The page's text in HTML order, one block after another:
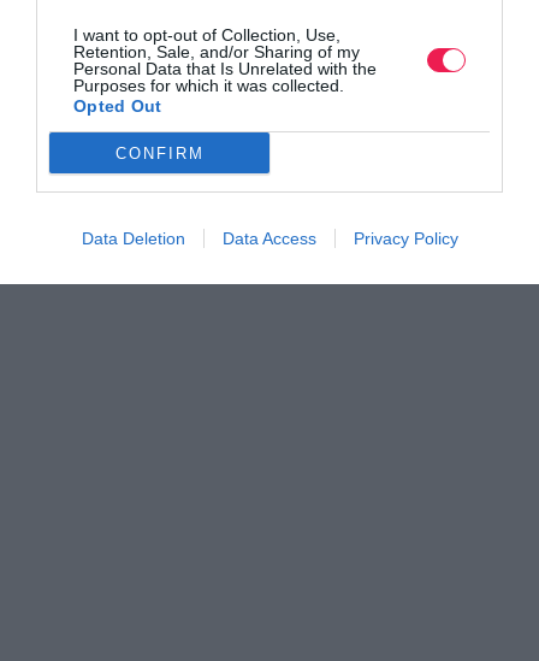
I want to opt-out of Collection, Use,
Retention, Sale, and/or Sharing of my
Personal Data that Is Unrelated with the
Purposes for which it was collected.
Opted Out
CONFIRM
Data Deletion Data Access Privacy Policy